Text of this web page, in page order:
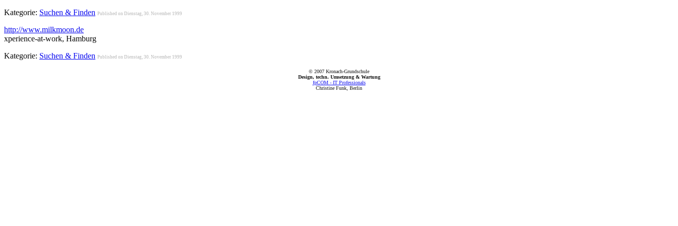
Kategorie: Suchen & Finden Published on Dienstag, 30. November 1999
http://www.milkmoon.de
xperience-at-work, Hamburg
Kategorie: Suchen & Finden Published on Dienstag, 30. November 1999
© 2007 Kronach-Grundschule
Design, techn. Umsetzung & Wartung
fpCOM - IT Professionals
Christine Funk, Berlin